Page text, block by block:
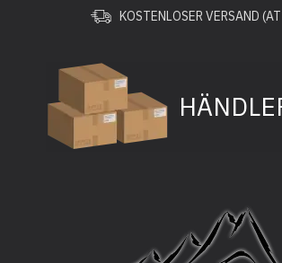
KOSTENLOSER VERSAND